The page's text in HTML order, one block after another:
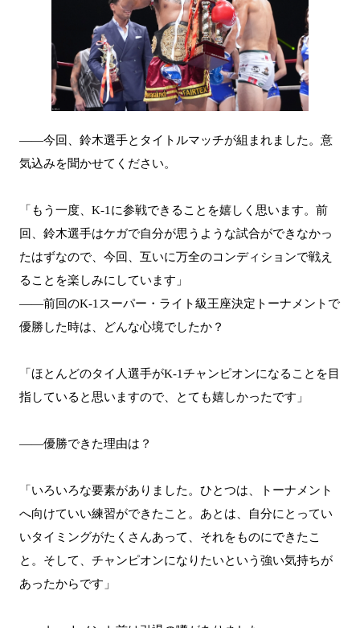
――今回、鈴木選手とタイトルマッチが組まれました。意
気込みを聞かせてください。
「もう一度、K-1に参戦できることを嬉しく思います。前
回、鈴木選手はケガで自分が思うような試合ができなかっ
たはずなので、今回、互いに万全のコンディションで戦え
ることを楽しみにしています」
――前回のK-1スーパー・ライト級王座決定トーナメントで
優勝した時は、どんな心境でしたか？
「ほとんどのタイ人選手がK-1チャンピオンになることを目
指していると思いますので、とても嬉しかったです」
――優勝できた理由は？
「いろいろな要素がありました。ひとつは、トーナメント
へ向けていい練習ができたこと。あとは、自分にとってい
いタイミングがたくさんあって、それをものにできたこ
と。そして、チャンピオンになりたいという強い気持ちが
あったからです」